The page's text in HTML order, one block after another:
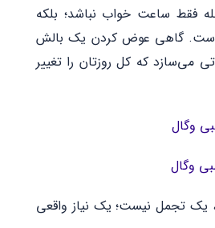
فقط ساعت خواب نباشد؛ بلکه
گاهی عوض کردن یک بالش
می‌سازد که کل روزتان را تغییر
وگال
وگال
یک تجمل نیست؛ یک نیاز واقعی